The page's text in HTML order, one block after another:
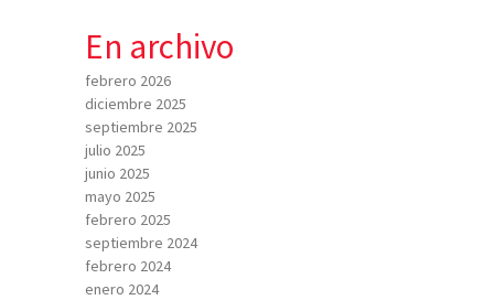
En archivo
febrero 2026
diciembre 2025
septiembre 2025
julio 2025
junio 2025
mayo 2025
febrero 2025
septiembre 2024
febrero 2024
enero 2024